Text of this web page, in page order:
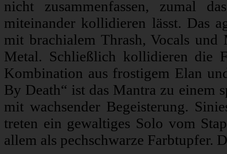
nicht zusammenfassen, zumal
miteinander kollidieren lässt. Das
mit brachialem Thrash, Vocals
Metal. Schließlich kollidieren die
Kombination aus frostigem Elan
By Death“ ist das Mantra zu einem
mit wachsender Begeisterung.
treten ein gewaltiges Solo vom
allem als pechschwarze Farbtupfer.